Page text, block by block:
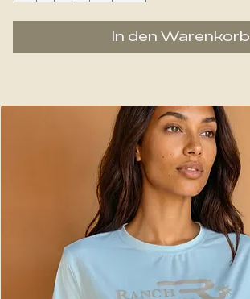
In den Warenkorb